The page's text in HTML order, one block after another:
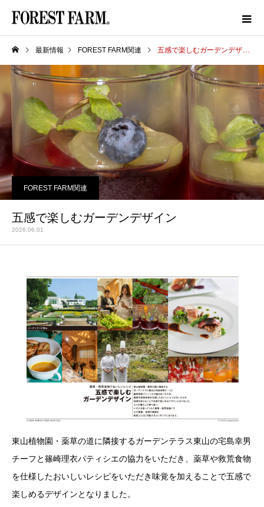
最新情報 FOREST FARM関連 五感で楽しむガーデンデザイン
FOREST FARM関連
五感で楽しむガーデンデザイン
2026.06.01
東山植物園・薬草の道に隣接するガーデンテラス東山の宅島幸男
チーフと篠崎理衣パティシエの協力をいただき、薬草や救荒食物
を仕様したおいしいレシピをいただき味覚を加えることで五感で
楽しめるデザインとなりました。